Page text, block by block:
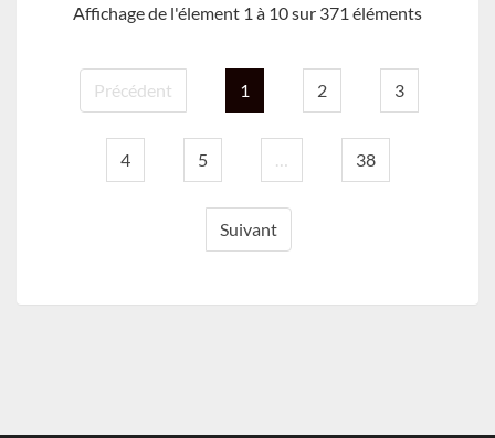
Affichage de l'élement 1 à 10 sur 371 éléments
Précédent 1 2 3
4 5 38
Suivant